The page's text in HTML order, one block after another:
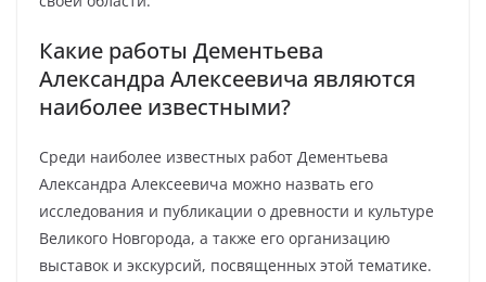
Какие работы Дементьева
Александра Алексеевича являются
наиболее известными?
Среди наиболее известных работ Дементьева
Александра Алексеевича можно назвать его
исследования и публикации о древности и культуре
Великого Новгорода, а также его организацию
выставок и экскурсий, посвященных этой тематике.